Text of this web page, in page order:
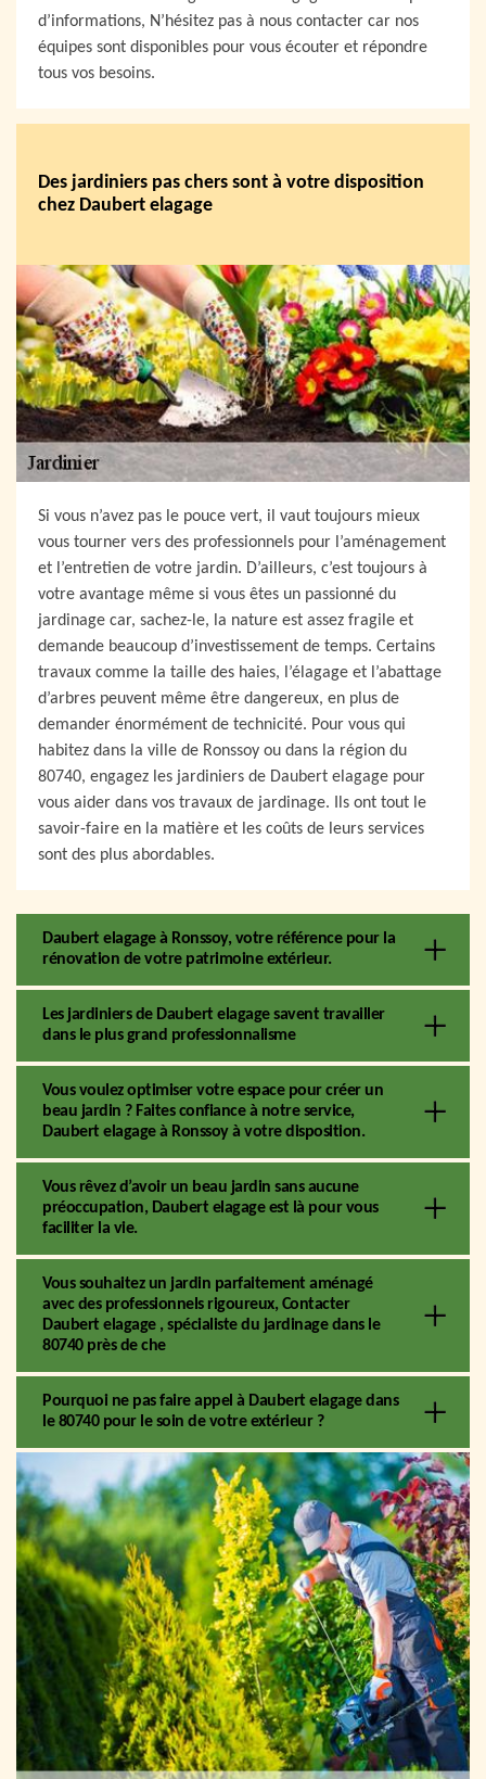
d’informations, N’hésitez pas à nous contacter car nos
équipes sont disponibles pour vous écouter et répondre
tous vos besoins.
Des jardiniers pas chers sont à votre disposition
chez Daubert elagage
Si vous n’avez pas le pouce vert, il vaut toujours mieux
vous tourner vers des professionnels pour l’aménagement
et l’entretien de votre jardin. D’ailleurs, c’est toujours à
votre avantage même si vous êtes un passionné du
jardinage car, sachez-le, la nature est assez fragile et
demande beaucoup d’investissement de temps. Certains
travaux comme la taille des haies, l’élagage et l’abattage
d’arbres peuvent même être dangereux, en plus de
demander énormément de technicité. Pour vous qui
habitez dans la ville de Ronssoy ou dans la région du
80740, engagez les jardiniers de Daubert elagage pour
vous aider dans vos travaux de jardinage. Ils ont tout le
savoir-faire en la matière et les coûts de leurs services
sont des plus abordables.
Daubert elagage à Ronssoy, votre référence pour la
rénovation de votre patrimoine extérieur.
Les jardiniers de Daubert elagage savent travailler
dans le plus grand professionnalisme
Vous voulez optimiser votre espace pour créer un
beau jardin ? Faites confiance à notre service,
Daubert elagage à Ronssoy à votre disposition.
Vous rêvez d’avoir un beau jardin sans aucune
préoccupation, Daubert elagage est là pour vous
faciliter la vie.
Vous souhaitez un jardin parfaitement aménagé
avec des professionnels rigoureux, Contacter
Daubert elagage , spécialiste du jardinage dans le
80740 près de che
Pourquoi ne pas faire appel à Daubert elagage dans
le 80740 pour le soin de votre extérieur ?